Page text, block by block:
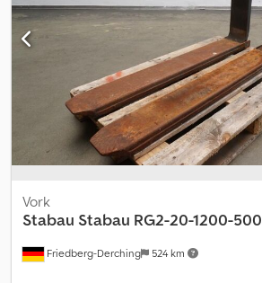
Cjdpfxjzifupo Aflerf
Friedberg-Derching 524 km
Vork
Stabau Stabau RG2-20-1200-500